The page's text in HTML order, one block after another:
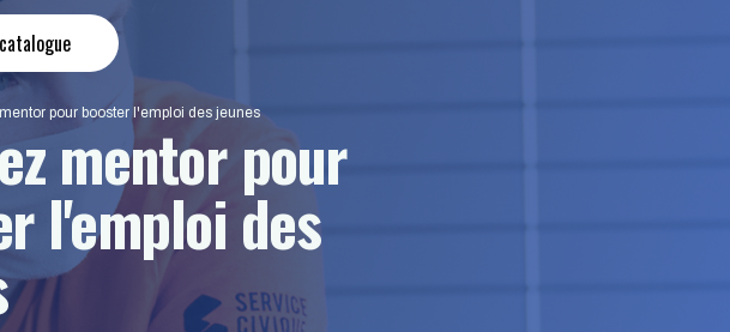
pour booster l'emploi des jeunes
mentor pour
l'emploi des